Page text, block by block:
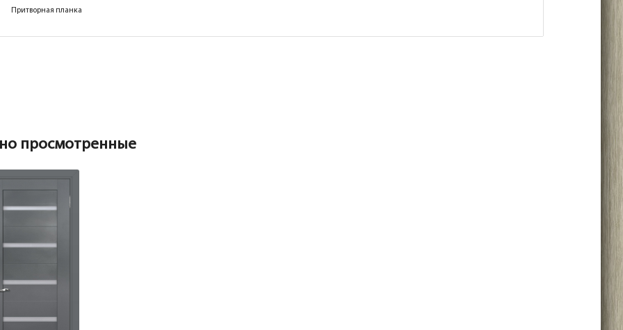
Притворная планка
Наличник
Коробка прямая сендвич РХ, графит 81*42*2150, телескоп
с уплотнителем 1шт БЕЗ врезки
Притворная планка
Добор 100 мм.
просмотренные